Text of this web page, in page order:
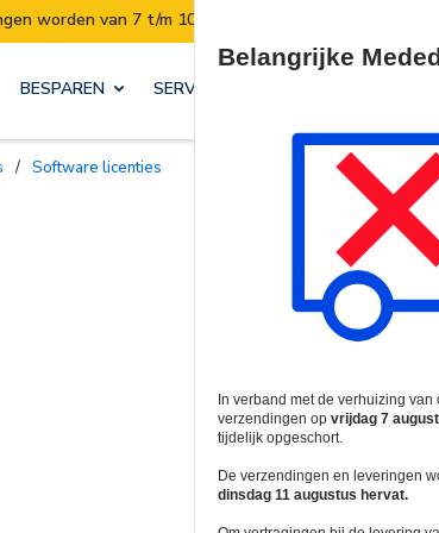
worden van 7 t/m 10 augustus opgeschort.
BESPAREN SERVICES & OPLOSSINGEN
/ Software licenties